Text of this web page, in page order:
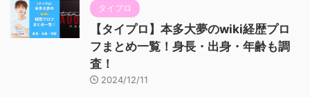
タイプロ
【タイプロ】本多大夢のwiki経歴プロ
フまとめ一覧！身長・出身・年齢も調
査！
2024/12/11